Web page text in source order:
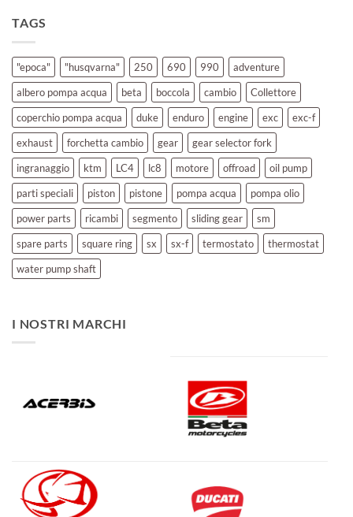
TAGS
"epoca" "husqvarna" 250 690 990
adventure
albero pompa acqua
beta boccola cambio
Collettore
coperchio pompa acqua
duke enduro engine exc
exc-f
exhaust
forchetta cambio gear
gear selector fork
ingranaggio
ktm LC4 lc8 motore offroad
oil pump
parti speciali
piston pistone pompa acqua
pompa olio
power parts
ricambi segmento sliding gear
sm
spare parts
square ring sx sx-f termostato
thermostat
water pump shaft
I NOSTRI MARCHI